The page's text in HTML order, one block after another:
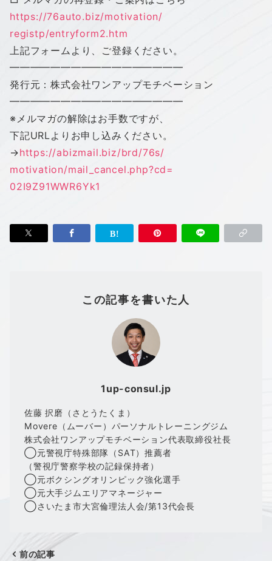
https://76auto.biz/motivation/
registp/entryform2.htm
上記フォームより、ご登録ください。
━━━━━━━━━━━━━━━━━
発行元：株式会社ワンアップモチベーション
━━━━━━━━━━━━━━━━━
※メルマガの解除はお手数ですが、
下記URLよりお申し込みください。
→https://abizmail.biz/brd/76s/
motivation/mail_cancel.php?cd=
02I9Z91WWR6Yk1
この記事を書いた人
1up-consul.jp
佐藤 択磨（さとうたくま）
Movere（ムーバー）パーソナルトレーニングジム
株式会社ワンアップモチベーション代表取締役社長
◯元警視庁特殊部隊（SAT）推薦者
（警視庁警察学校の記録保持者）
◯元ボクシングオリンピック強化選手
◯元大手ジムエリアマネージャー
◯さいたま市大宮倫理法人会/第13代会長
前の記事